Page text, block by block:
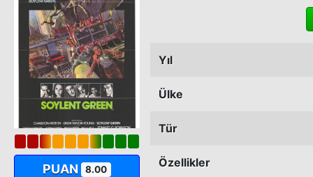
PUAN 8.00
Yıl
Ülke
Tür
Özellikler